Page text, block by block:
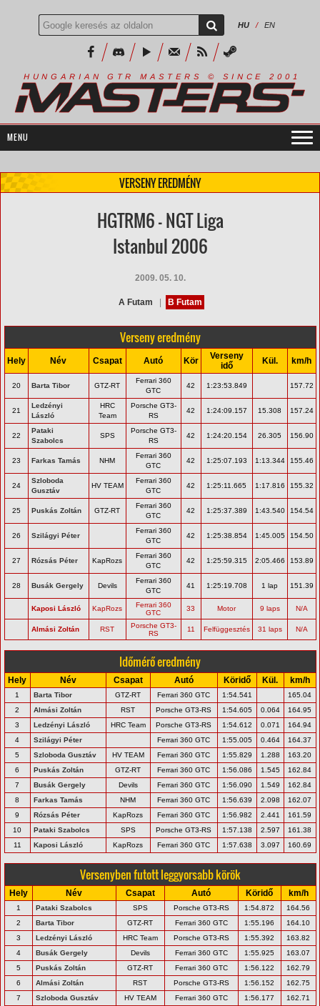
HU / EN
H U N G A R I A N G T R M A S T E R S © S I N C E 2 0 0 1
VERSENY EREDMÉNY
HGTRM6 - NGT Liga
Istanbul 2006
2009. 05. 10.
A Futam B Futam
Verseny eredmény
Hely Név Csapat Autó Kör
Verseny
idő
Kül. km/h
20 Barta Tibor GTZ-RT
Ferrari 360
GTC
42 1:23:53.849 157.72
21
Ledzényi
László
HRC
Team
Porsche GT3-
RS
42 1:24:09.157 15.308 157.24
22
Pataki
Szabolcs
SPS
Porsche GT3-
RS
42 1:24:20.154 26.305 156.90
23 Farkas Tamás NHM
Ferrari 360
GTC
42 1:25:07.193 1:13.344 155.46
24
Szloboda
Gusztáv
HV TEAM
Ferrari 360
GTC
42 1:25:11.665 1:17.816 155.32
25 Puskás Zoltán GTZ-RT
Ferrari 360
GTC
42 1:25:37.389 1:43.540 154.54
26 Szilágyi Péter
Ferrari 360
GTC
42 1:25:38.854 1:45.005 154.50
27 Rózsás Péter KapRozs
Ferrari 360
GTC
42 1:25:59.315 2:05.466 153.89
28 Busák Gergely Devils
Ferrari 360
GTC
41 1:25:19.708 1 lap 151.39
Kaposi László KapRozs
Ferrari 360
GTC
33 Motor 9 laps N/A
Almási Zoltán RST
Porsche GT3-
RS
11 Felfüggesztés 31 laps N/A
Időmérő eredmény
Hely Név Csapat Autó Köridő Kül. km/h
1 Barta Tibor GTZ-RT Ferrari 360 GTC 1:54.541
165.04
2
Almási Zoltán RST Porsche GT3-RS 1:54.605 0.064
164.95
3
Ledzényi László HRC Team Porsche GT3-RS 1:54.612 0.071
164.94
4
Szilágyi Péter Ferrari 360 GTC 1:55.005 0.464
164.37
5
Szloboda Gusztáv HV TEAM Ferrari 360 GTC 1:55.829 1.288
163.20
6
Puskás Zoltán GTZ-RT Ferrari 360 GTC 1:56.086 1.545
162.84
7
Busák Gergely Devils Ferrari 360 GTC 1:56.090 1.549
162.84
8
Farkas Tamás NHM Ferrari 360 GTC 1:56.639 2.098
162.07
9
Rózsás Péter KapRozs Ferrari 360 GTC 1:56.982 2.441
161.59
10
Pataki Szabolcs SPS Porsche GT3-RS 1:57.138 2.597
161.38
11
Kaposi László KapRozs Ferrari 360 GTC 1:57.638 3.097 160.69
Versenyben futott leggyorsabb körök
Hely Név Csapat Autó Köridő km/h
1 Pataki Szabolcs SPS Porsche GT3-RS 1:54.872
164.56
2
Barta Tibor GTZ-RT Ferrari 360 GTC 1:55.196
164.10
3
Ledzényi László HRC Team Porsche GT3-RS 1:55.392
163.82
4
Busák Gergely Devils Ferrari 360 GTC 1:55.925
163.07
5
Puskás Zoltán GTZ-RT Ferrari 360 GTC 1:56.122
162.79
6
Almási Zoltán RST Porsche GT3-RS 1:56.152
162.75
7
Szloboda Gusztáv HV TEAM Ferrari 360 GTC 1:56.177
162.71